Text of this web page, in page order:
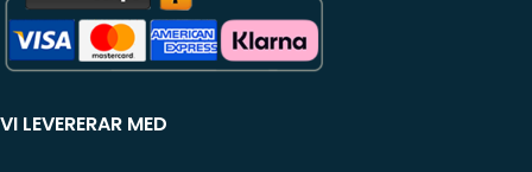
VI LEVERERAR MED